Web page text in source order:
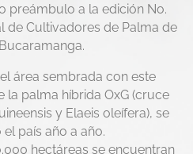
preámbulo a la edición No.
de Cultivadores de Palma de
área sembrada con este
la palma híbrida OxG (cruce
y Elaeis oleífera), se
país año a año.
hectáreas se encuentran